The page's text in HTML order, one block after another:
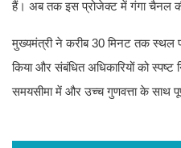
हैं। अब तक इस प्रोजेक्ट में गंगा चैनल की
मुख्यमंत्री ने करीब 30 मिनट तक स्थल
किया और संबंधित अधिकारियों को स्पष्ट
समयसीमा में और उच्च गुणवत्ता के साथ